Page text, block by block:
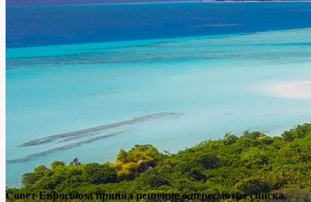
Совет Евросоюза принял решение о пересмотре списка